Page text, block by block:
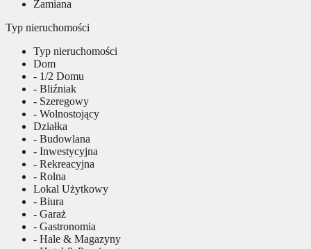
Zamiana
Typ nieruchomości
Typ nieruchomości
Dom
- 1/2 Domu
- Bliźniak
- Szeregowy
- Wolnostojący
Działka
- Budowlana
- Inwestycyjna
- Rekreacyjna
- Rolna
Lokal Użytkowy
- Biura
- Garaż
- Gastronomia
- Hale & Magazyny